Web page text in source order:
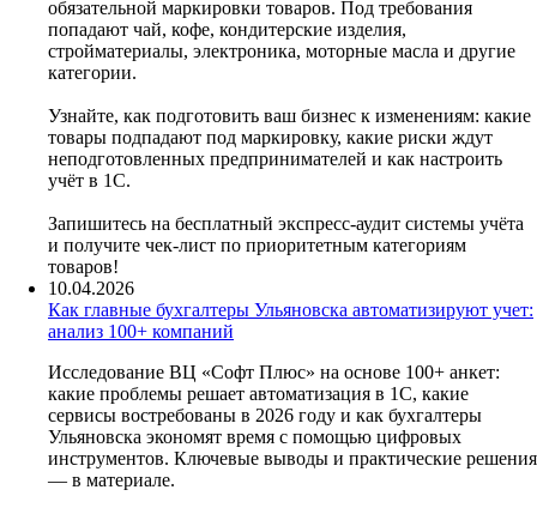
обязательной маркировки товаров. Под требования
попадают чай, кофе, кондитерские изделия,
стройматериалы, электроника, моторные масла и другие
категории.
Узнайте, как подготовить ваш бизнес к изменениям: какие
товары подпадают под маркировку, какие риски ждут
неподготовленных предпринимателей и как настроить
учёт в 1С.
Запишитесь на бесплатный экспресс-аудит системы учёта
и получите чек-лист по приоритетным категориям
товаров!
10.04.2026
Как главные бухгалтеры Ульяновска автоматизируют учет:
анализ 100+ компаний
Исследование ВЦ «Софт Плюс» на основе 100+ анкет:
какие проблемы решает автоматизация в 1С, какие
сервисы востребованы в 2026 году и как бухгалтеры
Ульяновска экономят время с помощью цифровых
инструментов. Ключевые выводы и практические решения
— в материале.